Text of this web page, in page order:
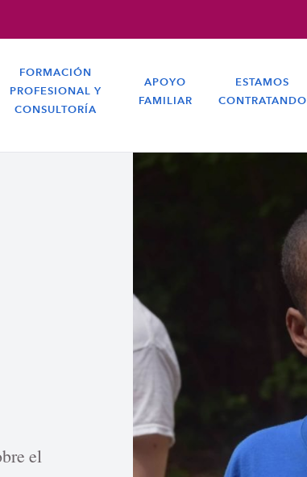
FORMACIÓN
PROFESIONAL Y
CONSULTORÍA
APOYO
FAMILIAR
ESTAMOS
CONTRATANDO
el